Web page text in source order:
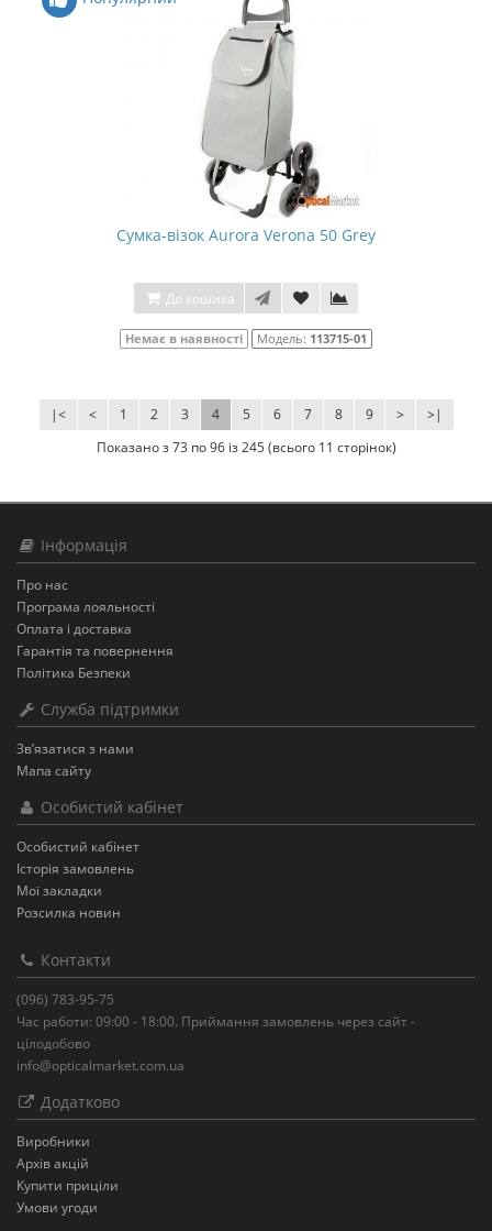
Сумка-візок Aurora Verona 50 Grey
До кошика
Немає в наявності Модель: 113715-01
|< < 1 2 3 4 5 6 7 8 9 > >|
Показано з 73 по 96 із 245 (всього 11 сторінок)
Інформація
Про нас
Програма лояльності
Оплата і доставка
Гарантія та повернення
Політика Безпеки
Служба підтримки
Зв’язатися з нами
Мапа сайту
Особистий кабінет
Особистий кабінет
Історія замовлень
Мої закладки
Розсилка новин
Контакти
(096) 783-95-75
Час работи: 09:00 - 18:00. Приймання замовлень через сайт -
цілодобово
info@opticalmarket.com.ua
Додатково
Виробники
Архів акцій
Купити приціли
Умови угоди